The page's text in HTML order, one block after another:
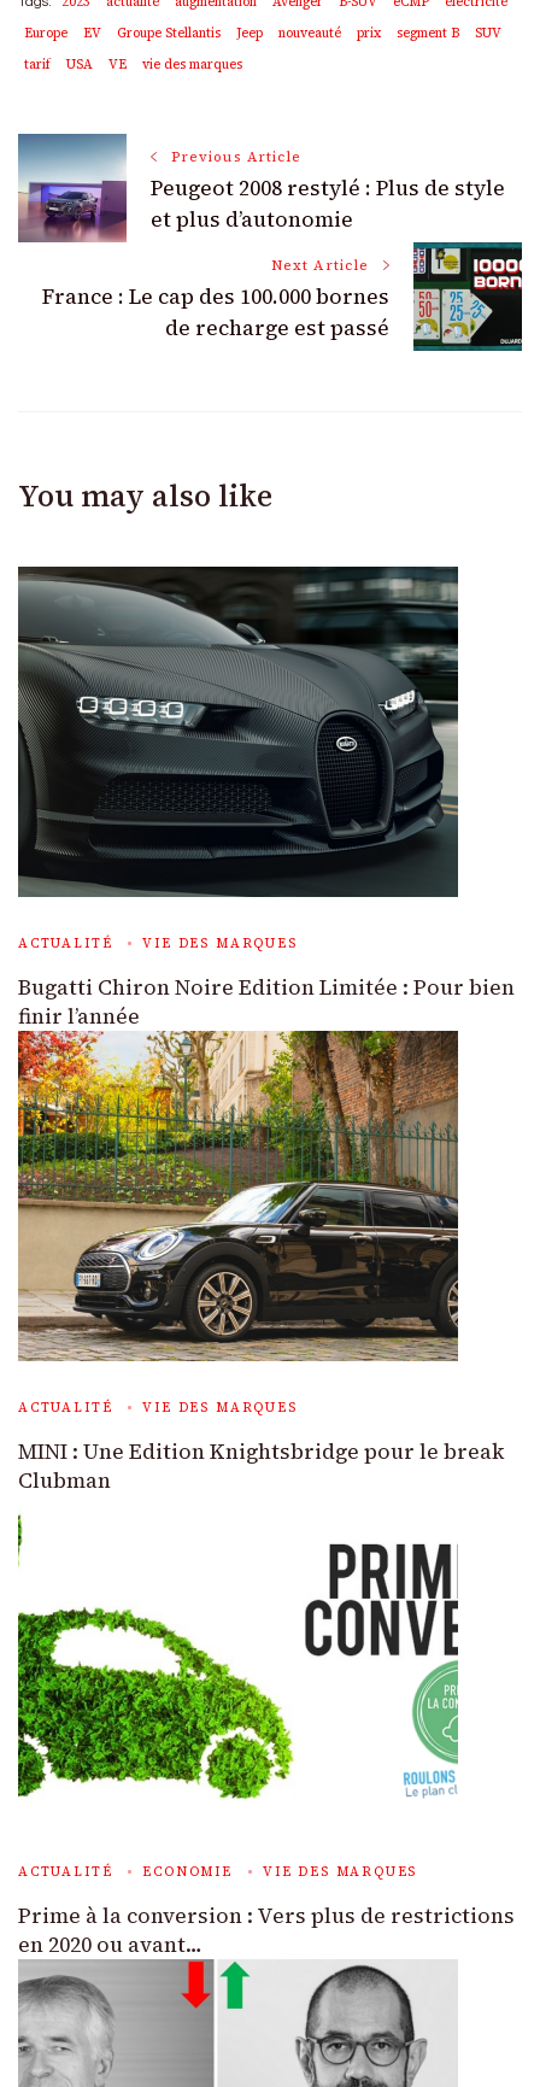
Europe
EV Groupe Stellantis Jeep nouveauté prix segment B
SUV
tarif
USA VE vie des marques
Post
Navigation
Previous Article
Peugeot 2008 restylé : Plus de style
et plus d’autonomie
Next Article
France : Le cap des 100.000 bornes
de recharge est passé
You may also like
ACTUALITÉ VIE DES MARQUES
Bugatti Chiron Noire Edition Limitée : Pour bien
finir l’année
ACTUALITÉ VIE DES MARQUES
MINI : Une Edition Knightsbridge pour le break
Clubman
ACTUALITÉ ECONOMIE VIE DES MARQUES
Prime à la conversion : Vers plus de restrictions
en 2020 ou avant…